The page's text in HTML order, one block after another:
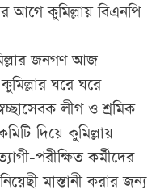
আগে কুমিল্লায় বিএনপি
জনগণ আজ
ঘরে ঘরে
লীগ ও শ্রমিক
দিয়ে কুমিল্লায়
পরীক্ষিত কর্মীদের
মাস্তানী করার জন্য